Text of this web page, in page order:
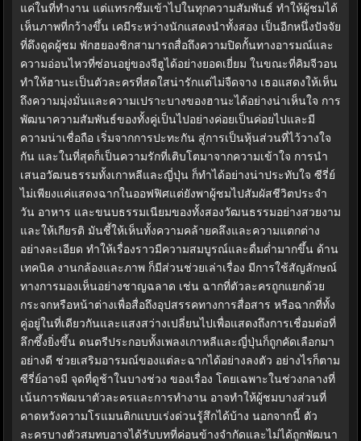
แค่ในที่ทำงาน แต่แทรกซึมเข้าไปในทุกความสัมพันธ์ ทำให้ผู้ชมได้
เห็นภาพที่กว้างขึ้น เคมีระหว่างนักแสดงนำทั้งสอง เป็นอีกหนึ่งปัจจัย
ที่ดึงดูดผู้ชม พักฮยองชิกสามารถสื่อถึงความปิดกั้นทางอารมณ์และ
ความอ่อนไหวที่ซ่อนอยู่ของจีฮูได้อย่างยอดเยี่ยม ในขณะที่คิมจีวอน
ทำให้ฮานะเป็นตัวละครที่สดใสน่ารักแต่ไม่จืดจาง เธอแสดงให้เห็น
ถึงความมุ่งมั่นและความเปราะบางของฮานะได้อย่างน่าเห็นใจ การ
พัฒนาความสัมพันธ์ของทั้งคู่เป็นไปอย่างค่อยเป็นค่อยไปและมี
ความน่าเชื่อถือ เริ่มจากการปะทะกัน สู่การเป็นหุ้นส่วนที่ไว้วางใจ
กัน และในที่สุดก็เป็นความรักที่เติบโตมาจากความเข้าใจ การนำ
เสนอวัฒนธรรมทั้งเกาหลีและญี่ปุ่น ก็ทำได้อย่างน่าประทับใจ ซีรี่ย์
ไม่เพียงแค่แสดงฉากในออฟฟิศแต่ยังพาผู้ชมไปสัมผัสชีวิตประจำ
วัน อาหาร และขนบธรรมเนียมของทั้งสองวัฒนธรรมอย่างสวยงาม
และให้เกียรติ มันชี้ให้เห็นทั้งความคล้ายคลึงและความแตกต่าง
อย่างละเอียด ทำให้เรื่องราวมีความสมบูรณ์และดื่มด่ำมากขึ้น ด้าน
เทคนิค งานกล้องและภาพ ก็มีส่วนช่วยเล่าเรื่อง มีการใช้สัญลักษณ์
ทางการมองเห็นอย่างชาญฉลาด เช่น ฉากที่ตัวละครถูกแยกด้วย
กระจกหรือหน้าต่างเพื่อสื่อถึงอุปสรรคทางการสื่อสาร หรือฉากที่ทั้ง
คู่อยู่ในที่เดียวกันและแสงสว่างเปลี่ยนไปเพื่อแสดงถึงการเชื่อมต่อที่
ลึกซึ้งยิ่งขึ้น ดนตรีประกอบทั้งเพลงเกาหลีและญี่ปุ่นก็ถูกคัดเลือกมา
อย่างดี ช่วยเสริมอารมณ์ของแต่ละฉากได้อย่างลงตัว อย่างไรก็ตาม
ซีรี่ย์อาจมี จุดที่ดูช้าในบางช่วง ของเรื่อง โดยเฉพาะในช่วงกลางที่
เน้นการพัฒนาตัวละครและการทำงาน อาจทำให้ผู้ชมบางส่วนที่
คาดหวังความโรแมนติกแบบเร่งด่วนรู้สึกได้บ้าง นอกจากนี้ ตัว
ละครบางตัวสมทบอาจได้รับบทที่ค่อนข้างจำกัดและไม่ได้ถูกพัฒนา